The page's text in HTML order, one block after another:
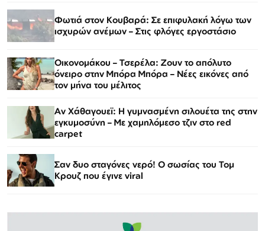
Φωτιά στον Κουβαρά: Σε επιφυλακή λόγω των
ισχυρών ανέμων – Στις φλόγες εργοστάσιο
Οικονομάκου – Τσερέλα: Ζουν το απόλυτο
όνειρο στην Μπόρα Μπόρα – Νέες εικόνες από
τον μήνα του μέλιτος
Αν Χάθαγουεϊ: Η γυμνασμένη σιλουέτα της στην
εγκυμοσύνη – Με χαμηλόμεσο τζιν στο red
carpet
Σαν δυο σταγόνες νερό! Ο σωσίας του Τομ
Κρουζ που έγινε viral